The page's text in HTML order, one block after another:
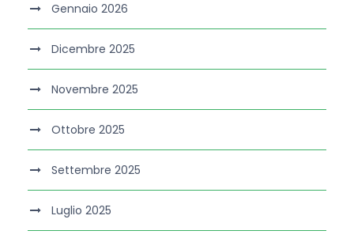
Gennaio 2026
Dicembre 2025
Novembre 2025
Ottobre 2025
Settembre 2025
Luglio 2025